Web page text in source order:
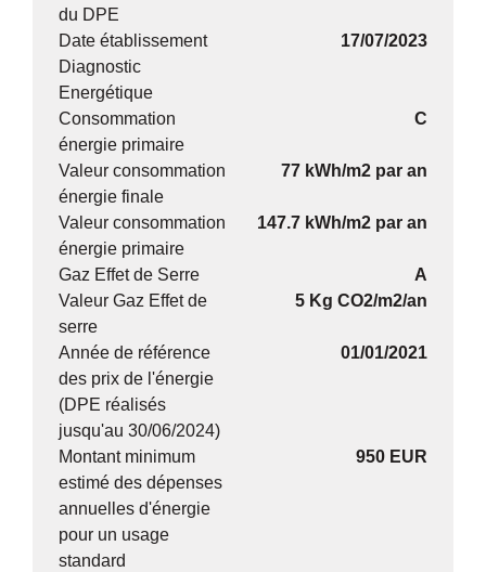
du DPE
Date établissement
Diagnostic
Energétique
17/07/2023
Consommation
énergie primaire
C
Valeur consommation
énergie finale
77 kWh/m2 par an
Valeur consommation
énergie primaire
147.7 kWh/m2 par an
Gaz Effet de Serre
A
Valeur Gaz Effet de
serre
5 Kg CO2/m2/an
Année de référence
des prix de l'énergie
(DPE réalisés
jusqu'au 30/06/2024)
01/01/2021
Montant minimum
estimé des dépenses
annuelles d'énergie
pour un usage
standard
950 EUR